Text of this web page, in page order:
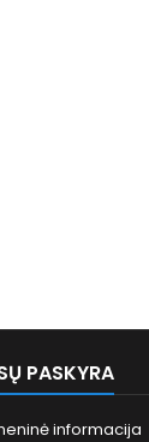
PASKYRA
informacija